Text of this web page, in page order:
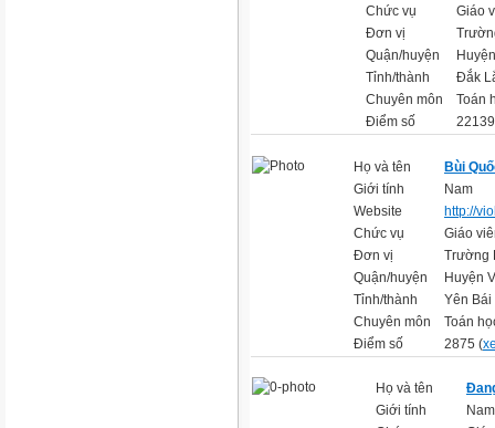
Chức vụ
Giáo
Đơn vị
Quận/huyện
Tỉnh/thành
Đắk
Chuyên môn
Toán
Điểm số
Họ và tên
Bùi
Giới tính
Nam
Website
http://
Chức vụ
Giáo
Đơn vị
Trường
Quận/huyện
Huyện
Tỉnh/thành
Yên Bái
Chuyên môn
Toán
Điểm số
2875 (
Họ và tên
Giới tính
Nam